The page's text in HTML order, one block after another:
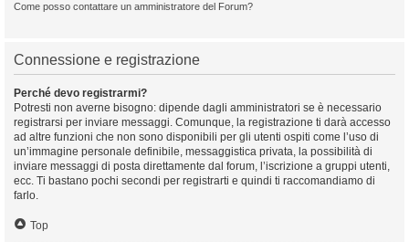
Come posso contattare un amministratore del Forum?
Connessione e registrazione
Perché devo registrarmi?
Potresti non averne bisogno: dipende dagli amministratori se è necessario
registrarsi per inviare messaggi. Comunque, la registrazione ti darà accesso
ad altre funzioni che non sono disponibili per gli utenti ospiti come l’uso di
un’immagine personale definibile, messaggistica privata, la possibilità di
inviare messaggi di posta direttamente dal forum, l’iscrizione a gruppi utenti,
ecc. Ti bastano pochi secondi per registrarti e quindi ti raccomandiamo di
farlo.
Top